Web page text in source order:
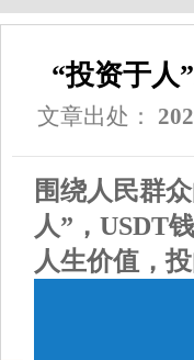
“投资于人
文章出处：
围绕人民群
人”，USDT
人生价值，